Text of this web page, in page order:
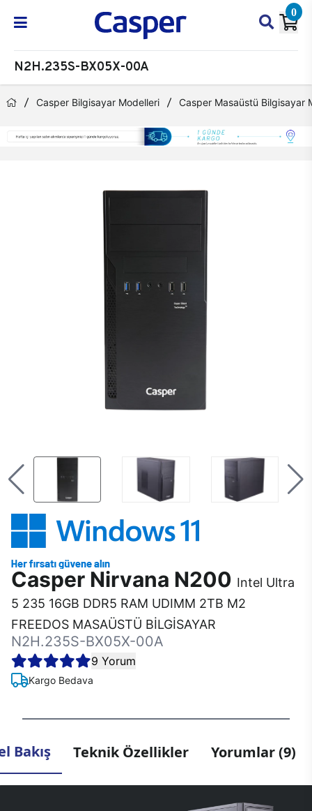
0
N2H.235S-BX05X-00A
Casper Bilgisayar Modelleri Casper Masaüstü Bilgisayar
Casper Nirvana N200 Intel Ultra
5 235 16GB DDR5 RAM UDIMM 2TB M2
FREEDOS MASAÜSTÜ BİLGİSAYAR
N2H.235S-BX05X-00A
9 Yorum
Kargo Bedava
Bakış Teknik Özellikler Yorumlar (9)